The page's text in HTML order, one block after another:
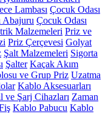
Lambası Çocuk Odası
Abajuru Çocuk Odası
Malzemeleri Priz ve
Priz Çerçevesi Golyat
Şalt Malzemeleri Sigorta
Şalter Kaçak Akım
ve Grup Priz Uzatma
Kablo Aksesuarları
ve Şarj Cihazları Zaman
Kablo Pabucu Kablo